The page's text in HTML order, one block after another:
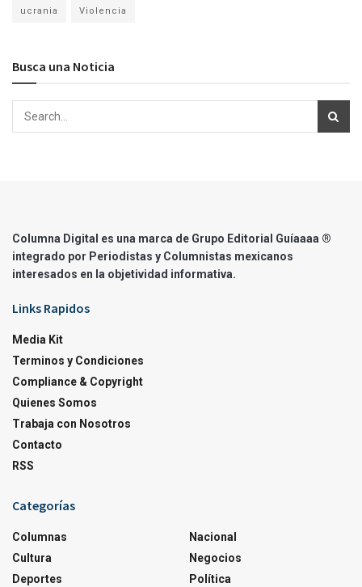
ucrania Violencia
Busca una Noticia
Columna Digital es una marca de Grupo Editorial Guíaaaa ®
integrado por Periodistas y Columnistas mexicanos
interesados en la objetividad informativa.
Links Rapidos
Media Kit
Terminos y Condiciones
Compliance & Copyright
Quienes Somos
Trabaja con Nosotros
Contacto
RSS
Categorías
Columnas
Cultura
Deportes
Nacional
Negocios
Política